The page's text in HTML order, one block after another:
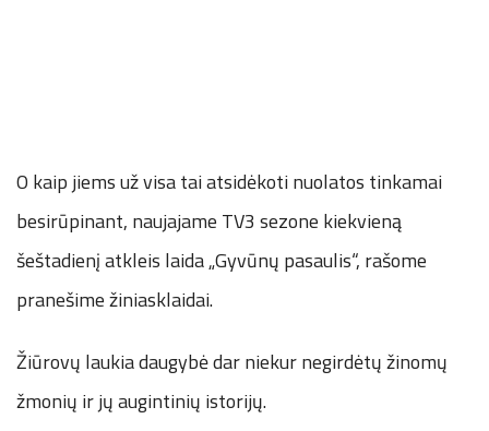
O kaip jiems už visa tai atsidėkoti nuolatos tinkamai
besirūpinant, naujajame TV3 sezone kiekvieną
šeštadienį atkleis laida „Gyvūnų pasaulis“, rašome
pranešime žiniasklaidai.
Žiūrovų laukia daugybė dar niekur negirdėtų žinomų
žmonių ir jų augintinių istorijų.